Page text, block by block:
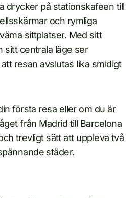
drycker på stationskafeen till
och rymliga
sittplatser. Med sitt
sitt centrala läge ser
resan avslutas lika smidigt
första resa eller om du är
från Madrid till Barcelona
trevligt sätt att uppleva två
städer.